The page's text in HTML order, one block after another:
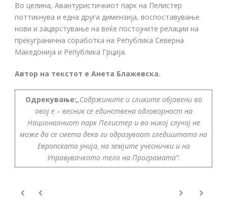
Во целина, Авантуристичкиот парк на Пелистер
поттикнува и една друга димензија, воспоставување
нови и зацврстување на веќе постојните релации на
прекугранична соработка на Република Северна
Македонија и Република Грција.
Автор на текстот е Анета Блажевска.
Одрекување:„Содржините и сликите објавени во
овој е – весник се единствена одговорност на
Националниот парк Пелистер и во никој случај не
може да се смета дека ги одразуваат гледиштата на
Европската унија, на земјите учеснички и на
Управувачкото тело на Програмата“.